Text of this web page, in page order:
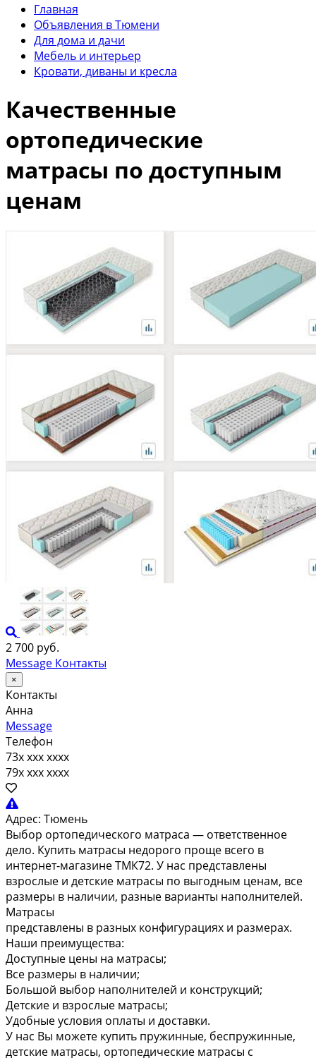
Главная
Объявления в Тюмени
Для дома и дачи
Мебель и интерьер
Кровати, диваны и кресла
Качественные
ортопедические
матрасы по доступным
ценам
2 700 руб.
Message Контакты
×
Контакты
Анна
Message
Телефон
73x xxx xxxx
79x xxx xxxx
Адрес: Тюмень
Выбор ортопедического матраса — ответственное
дело. Купить матрасы недорого проще всего в
интернет-магазине ТМК72. У нас представлены
взрослые и детские матрасы по выгодным ценам, все
размеры в наличии, разные варианты наполнителей.
Матрасы
представлены в разных конфигурациях и размерах.
Наши преимущества:
Доступные цены на матрасы;
Все размеры в наличии;
Большой выбор наполнителей и конструкций;
Детские и взрослые матрасы;
Удобные условия оплаты и доставки.
У нас Вы можете купить пружинные, беспружинные,
детские матрасы, ортопедические матрасы с